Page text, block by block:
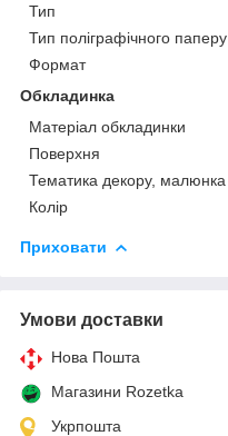
Тип
Тип поліграфічного паперу
Формат
Обкладинка
Матеріал обкладинки
Поверхня
Тематика декору, малюнка
Колір
Приховати
Умови доставки
Нова Пошта
Магазини Rozetka
Укрпошта